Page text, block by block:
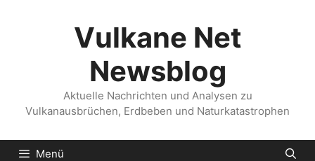
Vulkane Net
Newsblog
Aktuelle Nachrichten und Analysen zu
Vulkanausbrüchen, Erdbeben und Naturkatastrophen
Menü